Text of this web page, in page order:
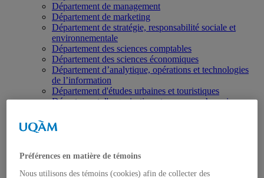
Département de management
Département de marketing
Département de stratégie, responsabilité sociale et
environnementale
Département des sciences comptables
Département des sciences économiques
Département d’analytique, opérations et technologies
de l’information
Département d'études urbaines et touristiques
Département d'organisation et ressources humaines
Politique et droit
Département de science politique
Institut d'études internationales de Montréal
Département de chimie
Préférences en matière de témoins
Nous utilisons des témoins (cookies) afin de collecter des